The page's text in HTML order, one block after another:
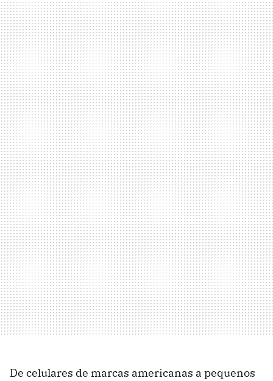
De celulares de marcas americanas a pequenos